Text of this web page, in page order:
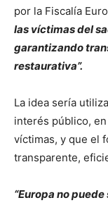
por la Fiscalía
las víctimas del
garantizando
restaurativa”.
La idea sería
interés público,
víctimas, y que el
transparente,
“Europa no